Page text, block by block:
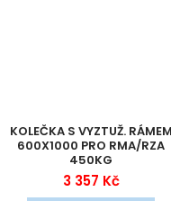
KOLEČKA S VYZTUŽ. RÁMEM
600X1000 PRO RMA/RZA
450KG
3 357 Kč